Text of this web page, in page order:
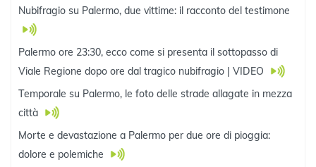
Nubifragio su Palermo, due vittime: il racconto del testimone
Palermo ore 23:30, ecco come si presenta il sottopasso di
Viale Regione dopo ore dal tragico nubifragio | VIDEO
Temporale su Palermo, le foto delle strade allagate in mezza
città
Morte e devastazione a Palermo per due ore di pioggia:
dolore e polemiche